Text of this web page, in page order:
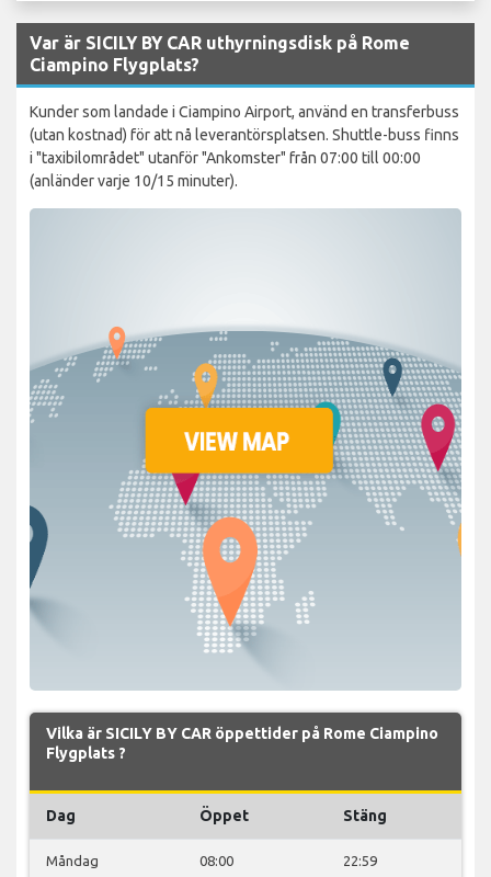
Var är SICILY BY CAR uthyrningsdisk på Rome
Ciampino Flygplats?
Kunder som landade i Ciampino Airport, använd en transferbuss
(utan kostnad) för att nå leverantörsplatsen. Shuttle-buss finns
i "taxibilområdet" utanför "Ankomster" från 07:00 till 00:00
(anländer varje 10/15 minuter).
Vilka är SICILY BY CAR öppettider på Rome Ciampino
Flygplats ?
Dag Öppet Stäng
Måndag 08:00 22:59